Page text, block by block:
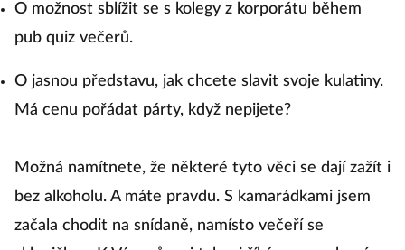
O možnost sblížit se s kolegy z korporátu během
pub quiz večerů.
O jasnou představu, jak chcete slavit svoje kulatiny.
Má cenu pořádat párty, když nepijete?
Možná namítnete, že některé tyto věci se dají zažít i
bez alkoholu. A máte pravdu. S kamarádkami jsem
začala chodit na snídaně, namísto večeří se